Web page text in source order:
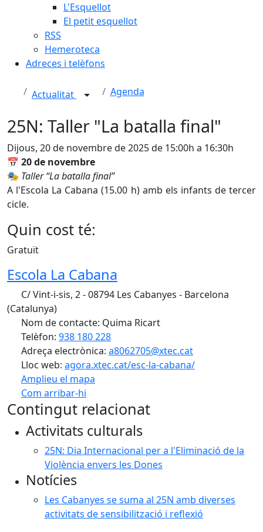
L'Esquellot
El petit esquellot
RSS
Hemeroteca
Adreces i telèfons
Actualitat Agenda
25N: Taller "La batalla final"
Dijous, 20 de novembre de 2025 de 15:00h a 16:30h
📅 20 de novembre
🎭 Taller “La batalla final”
A l'Escola La Cabana (15.00 h) amb els infants de tercer
cicle.
Quin cost té:
Gratuït
Escola La Cabana
C/ Vint-i-sis, 2 - 08794 Les Cabanyes - Barcelona
(Catalunya)
Nom de contacte: Quima Ricart
Telèfon: 938 180 228
Adreça electrònica: a8062705@xtec.cat
Lloc web: agora.xtec.cat/esc-la-cabana/
Amplieu el mapa
Com arribar-hi
+
−
Contingut relacionat
Activitats culturals
25N: Dia Internacional per a l'Eliminació de la
Violència envers les Dones
Notícies
Les Cabanyes se suma al 25N amb diverses
activitats de sensibilització i reflexió